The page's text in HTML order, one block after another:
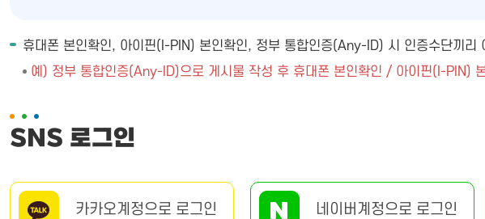
휴대폰 본인확인, 아이핀(I-PIN) 본인확인, 정부 통합인증(Any-ID) 시 인증수단끼리
예) 정부 통합인증(Any-ID)으로 게시물 작성 후 휴대폰 본인확인 / 아이핀(I-PIN)
SNS 로그인
카카오계정으로 로그인 네이버계정으로 로그인